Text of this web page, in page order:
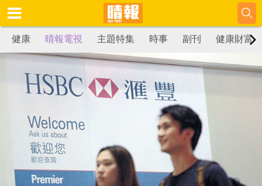
健康 晴報電視 主題特集 時事 副刊 健康財富